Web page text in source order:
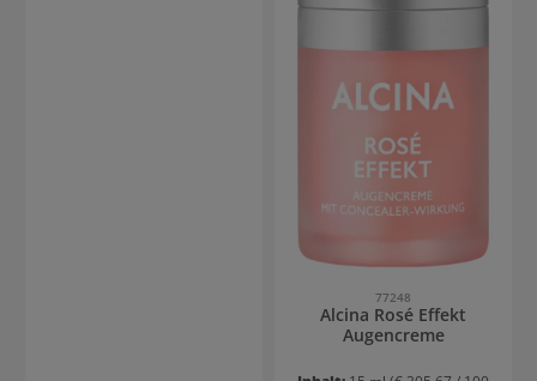
77248
Alcina Rosé Effekt
Augencreme